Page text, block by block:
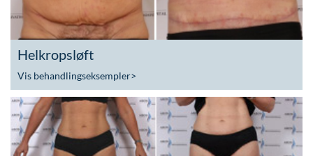
Helkropsløft
Vis behandlingseksempler>